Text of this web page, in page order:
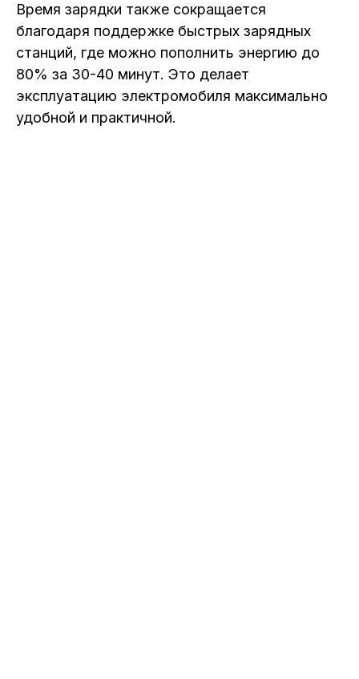
Время зарядки также сокращается
благодаря поддержке быстрых зарядных
станций, где можно пополнить энергию до
80% за 30-40 минут. Это делает
эксплуатацию электромобиля максимально
удобной и практичной.